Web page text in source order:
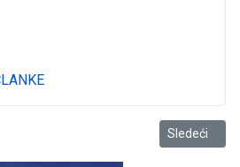
u Baru ponosno baštini tradiciju
Sledeći
Sledeći